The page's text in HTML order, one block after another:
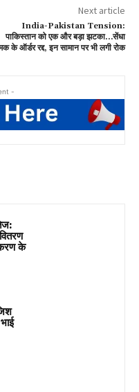
Next article
India-Pakistan Tension:
पाकिस्तान को एक और बड़ा झटका…सेंधा
के ऑर्डर रद्द, इन सामान पर भी लगी रोक
-
के